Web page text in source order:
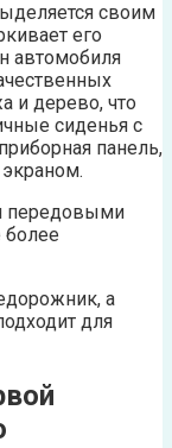
своим
его
автомобиля
и дерево, что
сиденья с
панель,
передовыми
а
для